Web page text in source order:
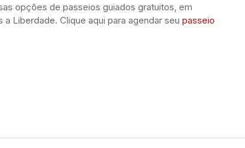
opções de passeios guiados gratuitos, em
Liberdade. Clique aqui para agendar seu passeio